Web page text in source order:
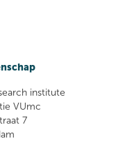
institute
VUmc
7